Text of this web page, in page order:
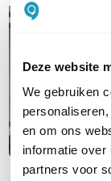
Deze website
We gebruiken
en om ons
informatie
partners voor